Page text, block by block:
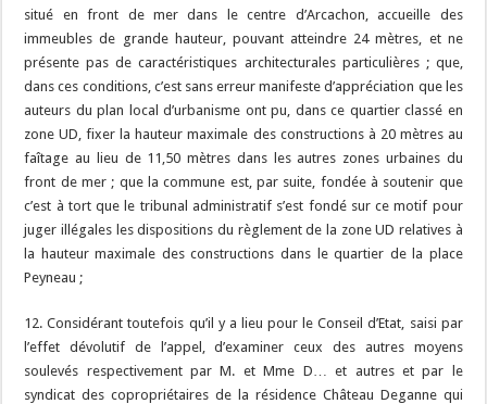
situé en front de mer dans le centre d’Arcachon, accueille des
immeubles de grande hauteur, pouvant atteindre 24 mètres, et ne
présente pas de caractéristiques architecturales particulières ; que,
dans ces conditions, c’est sans erreur manifeste d’appréciation que les
auteurs du plan local d’urbanisme ont pu, dans ce quartier classé en
zone UD, fixer la hauteur maximale des constructions à 20 mètres au
faîtage au lieu de 11,50 mètres dans les autres zones urbaines du
front de mer ; que la commune est, par suite, fondée à soutenir que
c’est à tort que le tribunal administratif s’est fondé sur ce motif pour
juger illégales les dispositions du règlement de la zone UD relatives à
la hauteur maximale des constructions dans le quartier de la place
Peyneau ;
12. Considérant toutefois qu’il y a lieu pour le Conseil d’Etat, saisi par
l’effet dévolutif de l’appel, d’examiner ceux des autres moyens
soulevés respectivement par M. et Mme D… et autres et par le
syndicat des copropriétaires de la résidence Château Deganne qui